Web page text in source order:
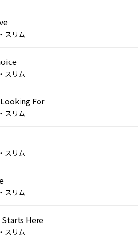
スリム
スリム
For
スリム
スリム
スリム
Starts Here
スリム